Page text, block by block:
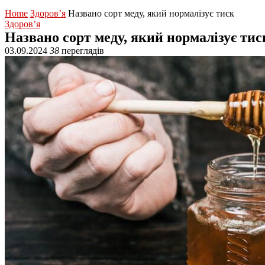
Home Здоров’я Названо сорт меду, який нормалізує тиск
Здоров’я
Названо сорт меду, який нормалізує
03.09.2024 38 переглядів